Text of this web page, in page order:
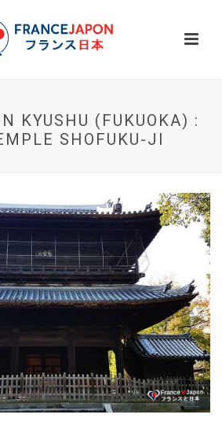
KYUSHU (FUKUOKA) :
SHOFUKU-JI